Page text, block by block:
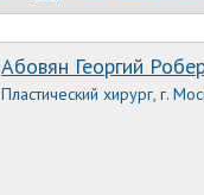
Абовян Георгий
Пластический хирург, г.